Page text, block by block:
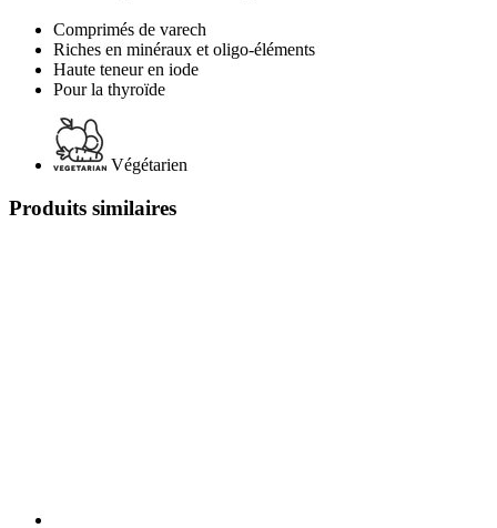
Comprimés de varech
Riches en minéraux et oligo-éléments
Haute teneur en iode
Pour la thyroïde
Végétarien
Produits similaires